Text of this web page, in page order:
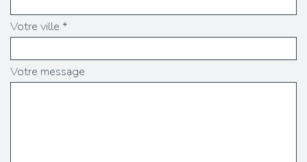
Votre ville *
Votre message